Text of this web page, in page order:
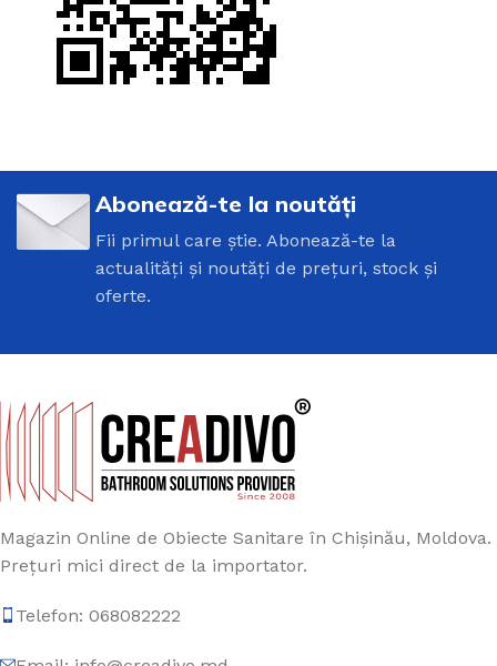
Abonează-te la noutăți
Fii primul care știe. Abonează-te la
actualități și noutăți de prețuri, stock și
oferte.
Magazin Online de Obiecte Sanitare în Chișinău, Moldova.
Prețuri mici direct de la importator.
Telefon: 068082222